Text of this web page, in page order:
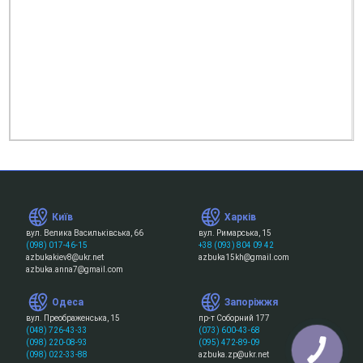
Київ
вул. Велика Васильківська, 66
(098) 017-46-15
azbukakiev8@ukr.net
azbuka.anna7@gmail.com
Харків
вул. Римарська, 15
+38 (093) 804 09 42
azbuka15kh@gmail.com
Одеса
вул. Преображенська, 15
(048) 726-43-33
(098) 220-08-93
(098) 022-33-88
Запоріжжя
пр-т Соборний 177
(073) 600-43-68
(095) 472-89-09
azbuka.zp@ukr.net